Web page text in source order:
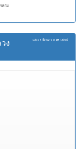
คาม
แสดง 1 ถึง 50 จาก 59 ผลลัพธ์
ง